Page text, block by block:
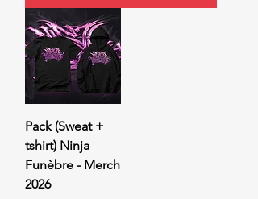
Pack (Sweat +
tshirt) Ninja
Funèbre - Merch
2026